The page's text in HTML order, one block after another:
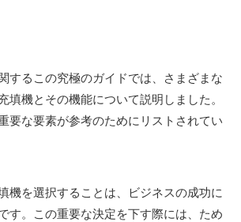
するこの究極のガイドでは、さまざまな
填機とその機能について説明しました。
要な要素が参考のためにリストされてい
機を選択することは、ビジネスの成功に
す。この重要な決定を下す際には、ため